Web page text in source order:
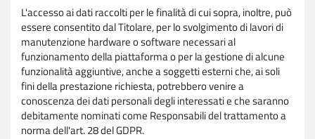
L'accesso ai dati raccolti per le finalità di cui sopra, inoltre, può
essere consentito dal Titolare, per lo svolgimento di lavori di
manutenzione hardware o software necessari al
funzionamento della piattaforma o per la gestione di alcune
funzionalità aggiuntive, anche a soggetti esterni che, ai soli
fini della prestazione richiesta, potrebbero venire a
conoscenza dei dati personali degli interessati e che saranno
debitamente nominati come Responsabili del trattamento a
norma dell'art. 28 del GDPR.